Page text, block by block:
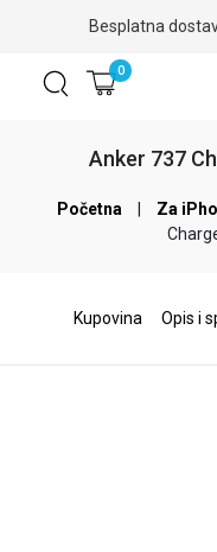
0
Anker 737
Početna Za
Kupovina Opis i